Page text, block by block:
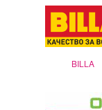
BILLA